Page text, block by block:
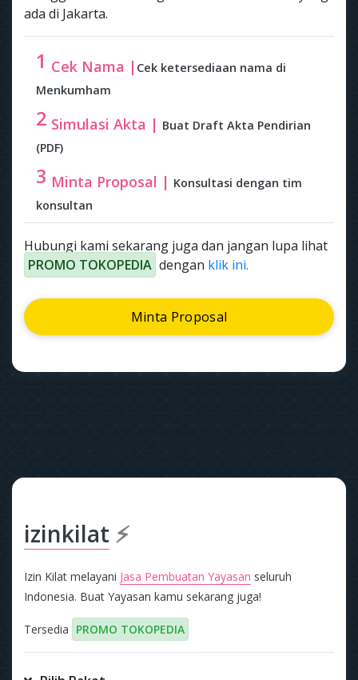
ada di Jakarta.
1 Cek Nama | Cek ketersediaan nama di
Menkumham
2 Simulasi Akta | Buat Draft Akta Pendirian
(PDF)
3 Minta Proposal | Konsultasi dengan tim
konsultan
Hubungi kami sekarang juga dan jangan lupa lihat
PROMO TOKOPEDIA dengan klik ini.
Minta Proposal
izinkilat ⚡
Izin Kilat melayani Jasa Pembuatan Yayasan seluruh
Indonesia. Buat Yayasan kamu sekarang juga!
Tersedia PROMO TOKOPEDIA